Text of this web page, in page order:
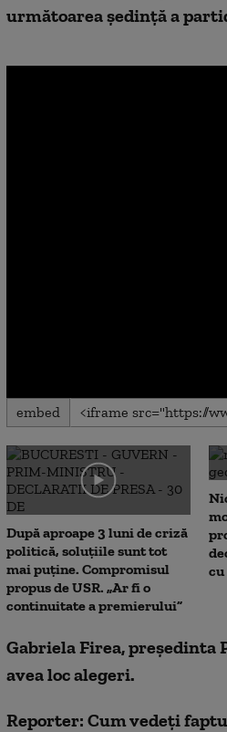
următoarea ședință a
0
seconds
0
secondsVolume
90%
embed
După aproape 3 luni de criză
politică, soluțiile sunt tot
mai puține. Compromisul
propus de USR. „Ar fi o
continuitate a premierului”
Gabriela Firea, președinta
avea loc alegeri.
Reporter: Cum vedeți